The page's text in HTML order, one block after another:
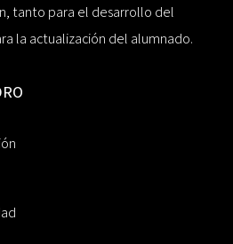
tanto para el desarrollo del
la actualización del alumnado.